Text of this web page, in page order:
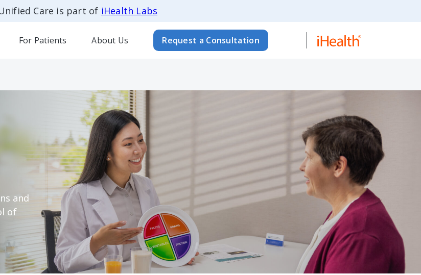
Care is part of iHealth Labs
For Patients About Us Request a Consultation
and
of